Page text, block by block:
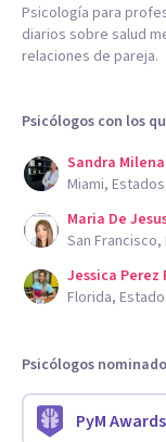
Psicología para
diarios sobre salud
relaciones de pareja.
Psicólogos con los
Sandra
Miami,
Maria De
San
Jessica Perez
Florida,
Psicólogos
PyM